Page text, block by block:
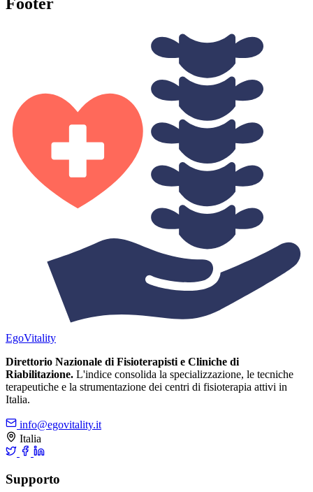
EgoVitality
Direttorio Nazionale di Fisioterapisti e Cliniche di
Riabilitazione. L'indice consolida la specializzazione, le tecniche
terapeutiche e la strumentazione dei centri di fisioterapia attivi in
Italia.
info@egovitality.it
Italia
Supporto